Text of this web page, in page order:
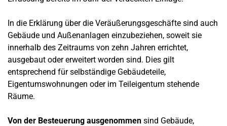
In die Erklärung über die Veräußerungsgeschäfte sind auch
Gebäude und Außenanlagen einzubeziehen, soweit sie
innerhalb des Zeitraums von zehn Jahren errichtet,
ausgebaut oder erweitert worden sind. Dies gilt
entsprechend für selbständige Gebäudeteile,
Eigentumswohnungen oder im Teileigentum stehende
Räume.
Von der Besteuerung ausgenommen sind Gebäude,